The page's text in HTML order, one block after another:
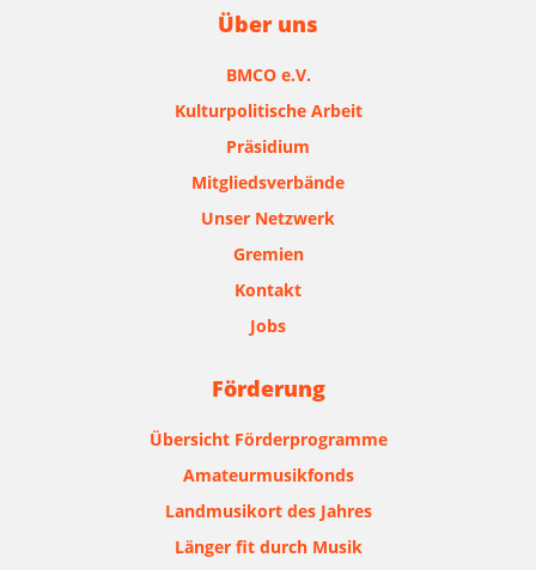
Über uns
BMCO e.V.
Kulturpolitische Arbeit
Präsidium
Mitgliedsverbände
Unser Netzwerk
Gremien
Kontakt
Jobs
Förderung
Übersicht Förderprogramme
Amateurmusikfonds
Landmusikort des Jahres
Länger fit durch Musik